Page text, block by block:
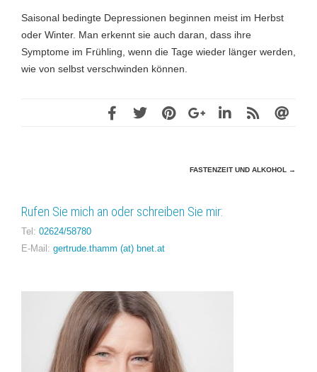
Saisonal bedingte Depressionen beginnen meist im Herbst
oder Winter. Man erkennt sie auch daran, dass ihre
Symptome im Frühling, wenn die Tage wieder länger werden,
wie von selbst verschwinden können.
FASTENZEIT UND ALKOHOL →
Rufen Sie mich an oder schreiben Sie mir:
Tel: 02624/58780
E-Mail: gertrude.thamm (at) bnet.at